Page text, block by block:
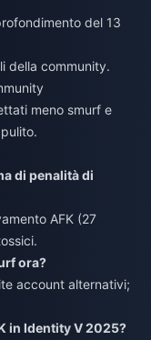
del 13
della community.
meno smurf e
di penalità di
AFK (27
ora?
account alternativi;
in Identity V 2025?